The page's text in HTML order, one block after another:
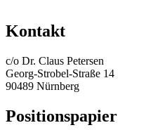
Kontakt
c/o Dr. Claus Petersen
Georg-Strobel-Straße 14
90489 Nürnberg
Positionspapier